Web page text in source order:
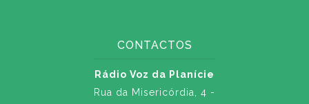
CONTACTOS
Rádio Voz da Planície
Rua da Misericórdia, 4 -